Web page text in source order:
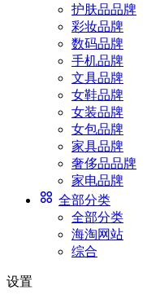
护肤品品牌
彩妆品牌
数码品牌
手机品牌
文具品牌
女鞋品牌
女装品牌
女包品牌
家具品牌
奢侈品品牌
家电品牌
全部分类
全部分类
海淘网站
综合
设置